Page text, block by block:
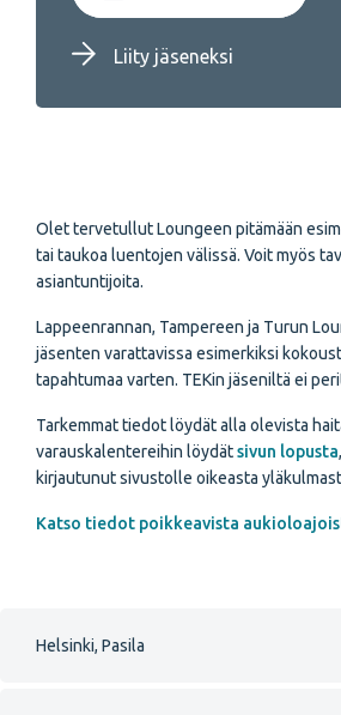
Liity jäseneksi
Olet tervetullut Loungeen pitämään
tai taukoa luentojen välissä. Voit myös
asiantuntijoita.
Lappeenrannan, Tampereen ja Turun
jäsenten varattavissa esimerkiksi
tapahtumaa varten. TEKin jäseniltä ei
Tarkemmat tiedot löydät alla olevista
varauskalentereihin löydätsivun lopusta
kirjautunut sivustolle oikeasta
Katso tiedot poikkeavista
Helsinki, Pasila